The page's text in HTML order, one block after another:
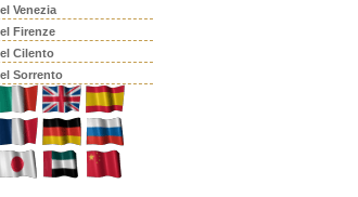
Venezia
Firenze
Cilento
Sorrento